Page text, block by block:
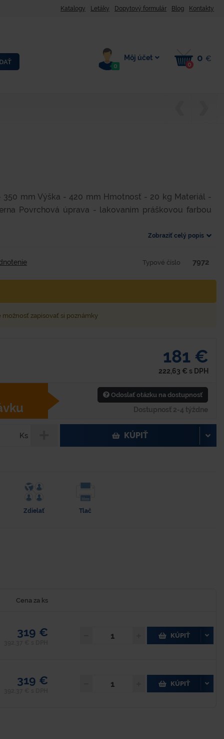
Katalogy Letáky Dopytový formulár Blog Kontakty
0
Môj účet
0
0 €
350 mm Výška - 420 mm Hmotnosť - 20 kg Materiál -
Povrchová úprava - lakovaním práškovou farbou
Zobraziť celý popis
Typové číslo 7972
možnosť zapisovať si poznámky
181 €
222,63 € s DPH
Odoslať otázku na dostupnosť
Dostupnosť 2-4 týždne
Ks KÚPIŤ
Zdielať Tlač
Cena za ks
319 € KÚPIŤ
319 € KÚPIŤ